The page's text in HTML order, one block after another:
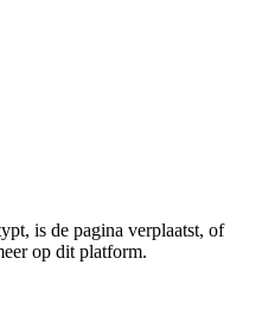
is de pagina verplaatst, of
op dit platform.